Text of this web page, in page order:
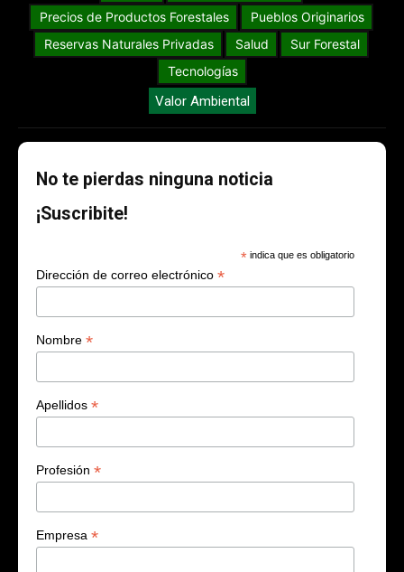
Precios de Productos Forestales
Pueblos Originarios
Reservas Naturales Privadas
Salud
Sur Forestal
Tecnologías
Valor Ambiental
No te pierdas ninguna noticia
¡Suscribite!
* indica que es obligatorio
Dirección de correo electrónico *
Nombre *
Apellidos *
Profesión *
Empresa *